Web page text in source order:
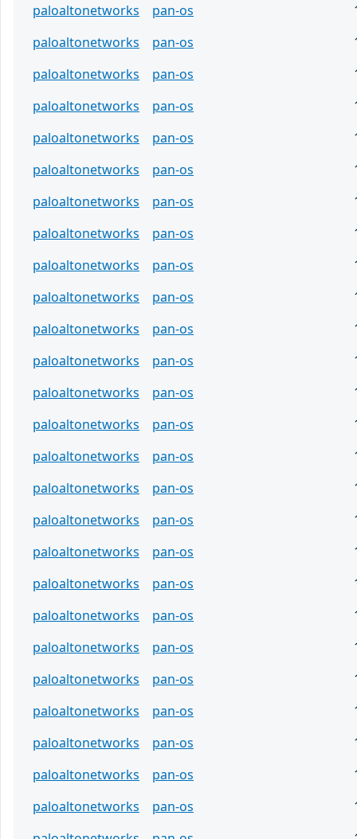
paloaltonetworks
pan-os
paloaltonetworks
pan-os
paloaltonetworks
pan-os
paloaltonetworks
pan-os
paloaltonetworks
pan-os
paloaltonetworks
pan-os
paloaltonetworks
pan-os
paloaltonetworks
pan-os
paloaltonetworks
pan-os
paloaltonetworks
pan-os
paloaltonetworks
pan-os
paloaltonetworks
pan-os
paloaltonetworks
pan-os
paloaltonetworks
pan-os
paloaltonetworks
pan-os
paloaltonetworks
pan-os
paloaltonetworks
pan-os
paloaltonetworks
pan-os
paloaltonetworks
pan-os
paloaltonetworks
pan-os
paloaltonetworks
pan-os
paloaltonetworks
pan-os
paloaltonetworks
pan-os
paloaltonetworks
pan-os
paloaltonetworks
pan-os
paloaltonetworks
pan-os